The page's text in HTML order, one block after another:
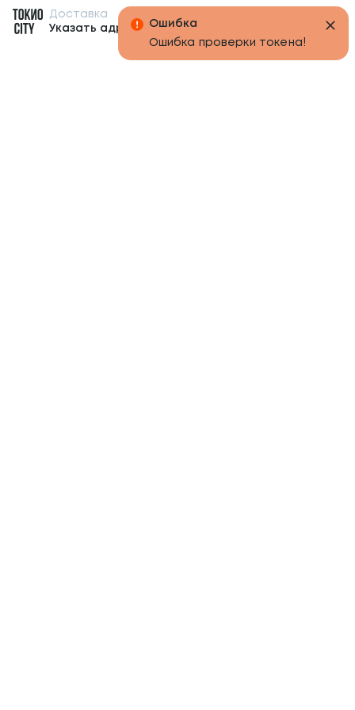
Доставка
Указать адрес
Ошибка
Ошибка проверки токена!